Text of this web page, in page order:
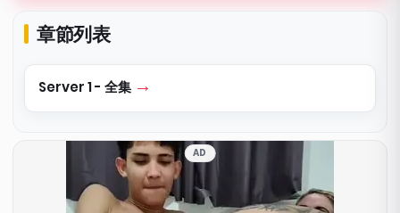
章節列表
Server 1 - 全集
AD